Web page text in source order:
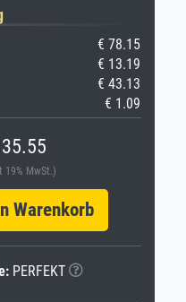
€ 78.15
€ 13.19
€ 43.13
€ 1.09
19% MwSt.)
Warenkorb
PERFEKT